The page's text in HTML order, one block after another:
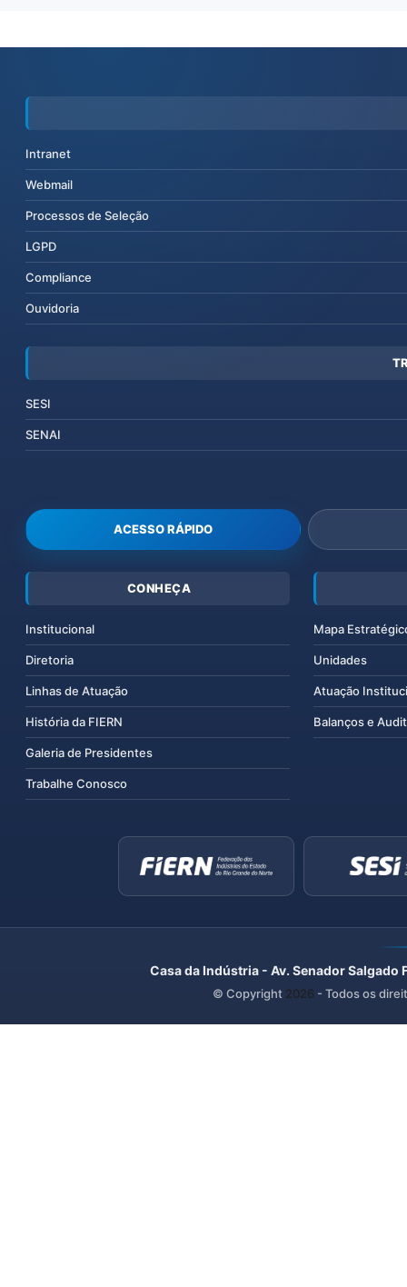
Intranet
Webmail
Processos de Seleção
LGPD
Compliance
Ouvidoria
SESI
SENAI
ACESSO RÁPIDO
CONHEÇA
Institucional
Diretoria
Linhas de Atuação
História da FIERN
Galeria de Presidentes
Trabalhe Conosco
Mapa
Unidades
Atuação
Balanços e
Casa da Indústria - Av. Senador
© Copyright 2026 - Todos os